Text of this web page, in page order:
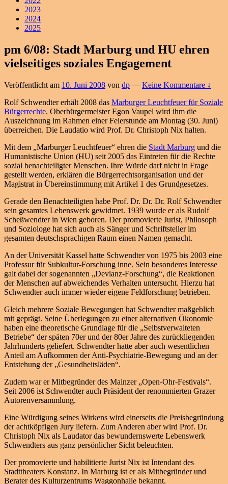
2023
2024
2025
pm 6/08: Stadt Marburg und HU ehren
vielseitiges soziales Engagement
Veröffentlicht am 10. Juni 2008 von dp — Keine Kommentare ↓
Rolf Schwendter erhält 2008 das Marburger Leuchtfeuer für Soziale
Bürgerrechte. Oberbürgermeister Egon Vaupel wird ihm die
Auszeichnung im Rahmen einer Feierstunde am Montag (30. Juni)
überreichen. Die Laudatio wird Prof. Dr. Christoph Nix halten.
Mit dem „Marburger Leuchtfeuer“ ehren die Stadt Marburg und die
Humanistische Union (HU) seit 2005 das Eintreten für die Rechte
sozial benachteiligter Menschen. Ihre Würde darf nicht in Frage
gestellt werden, erklären die Bürgerrechtsorganisation und der
Magistrat in Übereinstimmung mit Artikel 1 des Grundgesetzes.
Gerade den Benachteiligten habe Prof. Dr. Dr. Dr. Rolf Schwendter
sein gesamtes Lebenswerk gewidmet. 1939 wurde er als Rudolf
Scheßwendter in Wien geboren. Der promovierte Jurist, Philosoph
und Soziologe hat sich auch als Sänger und Schriftsteller im
gesamten deutschsprachigen Raum einen Namen gemacht.
An der Universität Kassel hatte Schwendter von 1975 bis 2003 eine
Professur für Subkultur-Forschung inne. Sein besonderes Interesse
galt dabei der sogenannten „Devianz-Forschung“, die Reaktionen
der Menschen auf abweichendes Verhalten untersucht. Hierzu hat
Schwendter auch immer wieder eigene Feldforschung betrieben.
Gleich mehrere Soziale Bewegungen hat Schwendter maßgeblich
mit geprägt. Seine Überlegungen zu einer alternativen Ökonomie
haben eine theoretische Grundlage für die „Selbstverwalteten
Betriebe“ der späten 70er und der 80er Jahre des zurückliegenden
Jahrhunderts geliefert. Schwendter hatte aber auch wesentlichen
Anteil am Aufkommen der Anti-Psychiatrie-Bewegung und an der
Entstehung der „Gesundheitsläden“.
Zudem war er Mitbegründer des Mainzer „Open-Ohr-Festivals“.
Seit 2006 ist Schwendter auch Präsident der renommierten Grazer
Autorenversammlung.
Eine Würdigung seines Wirkens wird einerseits die Preisbegründung
der achtköpfigen Jury liefern. Zum Anderen aber wird Prof. Dr.
Christoph Nix als Laudator das bewundernswerte Lebenswerk
Schwendters aus ganz persönlicher Sicht beleuchten.
Der promovierte und habilitierte Jurist Nix ist Intendant des
Stadttheaters Konstanz. In Marburg ist er als Mitbegründer und
Berater des Kulturzentrums Waggonhalle bekannt.